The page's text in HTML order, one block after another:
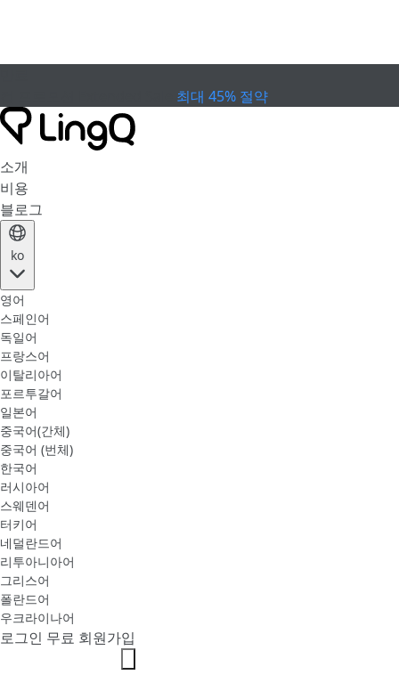
최대 45% 절약
소개
비용
블로그
ko
영어
스페인어
독일어
프랑스어
이탈리아어
포르투갈어
일본어
중국어(간체)
중국어 (번체)
한국어
러시아어
스웨덴어
터키어
네덜란드어
리투아니아어
그리스어
폴란드어
우크라이나어
로그인 무료 회원가입